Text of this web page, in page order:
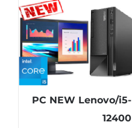
PC NEW Lenovo/i5-
12400